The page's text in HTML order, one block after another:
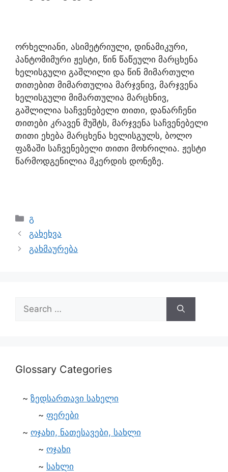
ორხელიანი, ასიმეტრიული, დინამიკური,
პანტომიმური ჟესტი, წინ წაწეული მარცხენა
ხელისგული გაშლილი და წინ მიმართული
თითებით მიმართულია მარჯვნივ, მარჯვენა
ხელისგული მიმართულია მარცხნივ,
გაშლილია საჩვენებელი თითი, დანარჩენი
თითები კრავენ მუშტს, მარჯვენა საჩვენებელი
თითი ეხება მარცხენა ხელისგულს, ბოლო
ფაზაში საჩვენებელი თითი მოხრილია. ჟესტი
წარმოდგენილია მკერდის დონეზე.
გ
გახეხვა
გახმაურება
Glossary Categories
ზედსართავი სახელი
ფერები
ოჯახი, ნათესავები, სახლი
ოჯახი
სახლი